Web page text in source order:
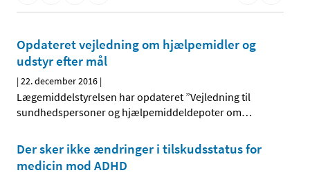
Opdateret vejledning om hjælpemidler og
udstyr efter mål
|22. december 2016 |
Lægemiddelstyrelsen har opdateret ”Vejledning til
sundhedspersoner og hjælpemiddeldepoter om…
Der sker ikke ændringer i tilskudsstatus for
medicin mod ADHD